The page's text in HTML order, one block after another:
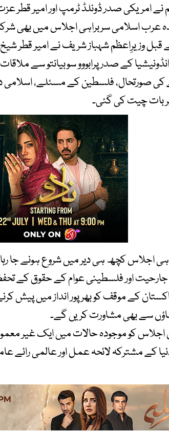
نے امریکی صدر ڈونلڈ ٹرمپ اور امیر قطر
عرب اسلامی سربراہی اجلاس میں بھی
وزیرِاعظم شہباز شریف نے امیر قطر شیخ
انڈونیشیا کے صدر پرابووو سوبیانتو سے
صورتحال، فلسطین کے مسئلے، اسلامی
بات چیت کی گئی۔
اجلاس کچھ ہی دیر میں شروع ہونے
جارحیت اور فلسطینی عوام کے حقوق کے
کے موقف کو بھرپور انداز میں پیش
سے بھی مشاورت کریں گے۔
کو موجودہ حالات میں ایک غیر
مشترکہ لائحہ عمل اور عالمی رائے